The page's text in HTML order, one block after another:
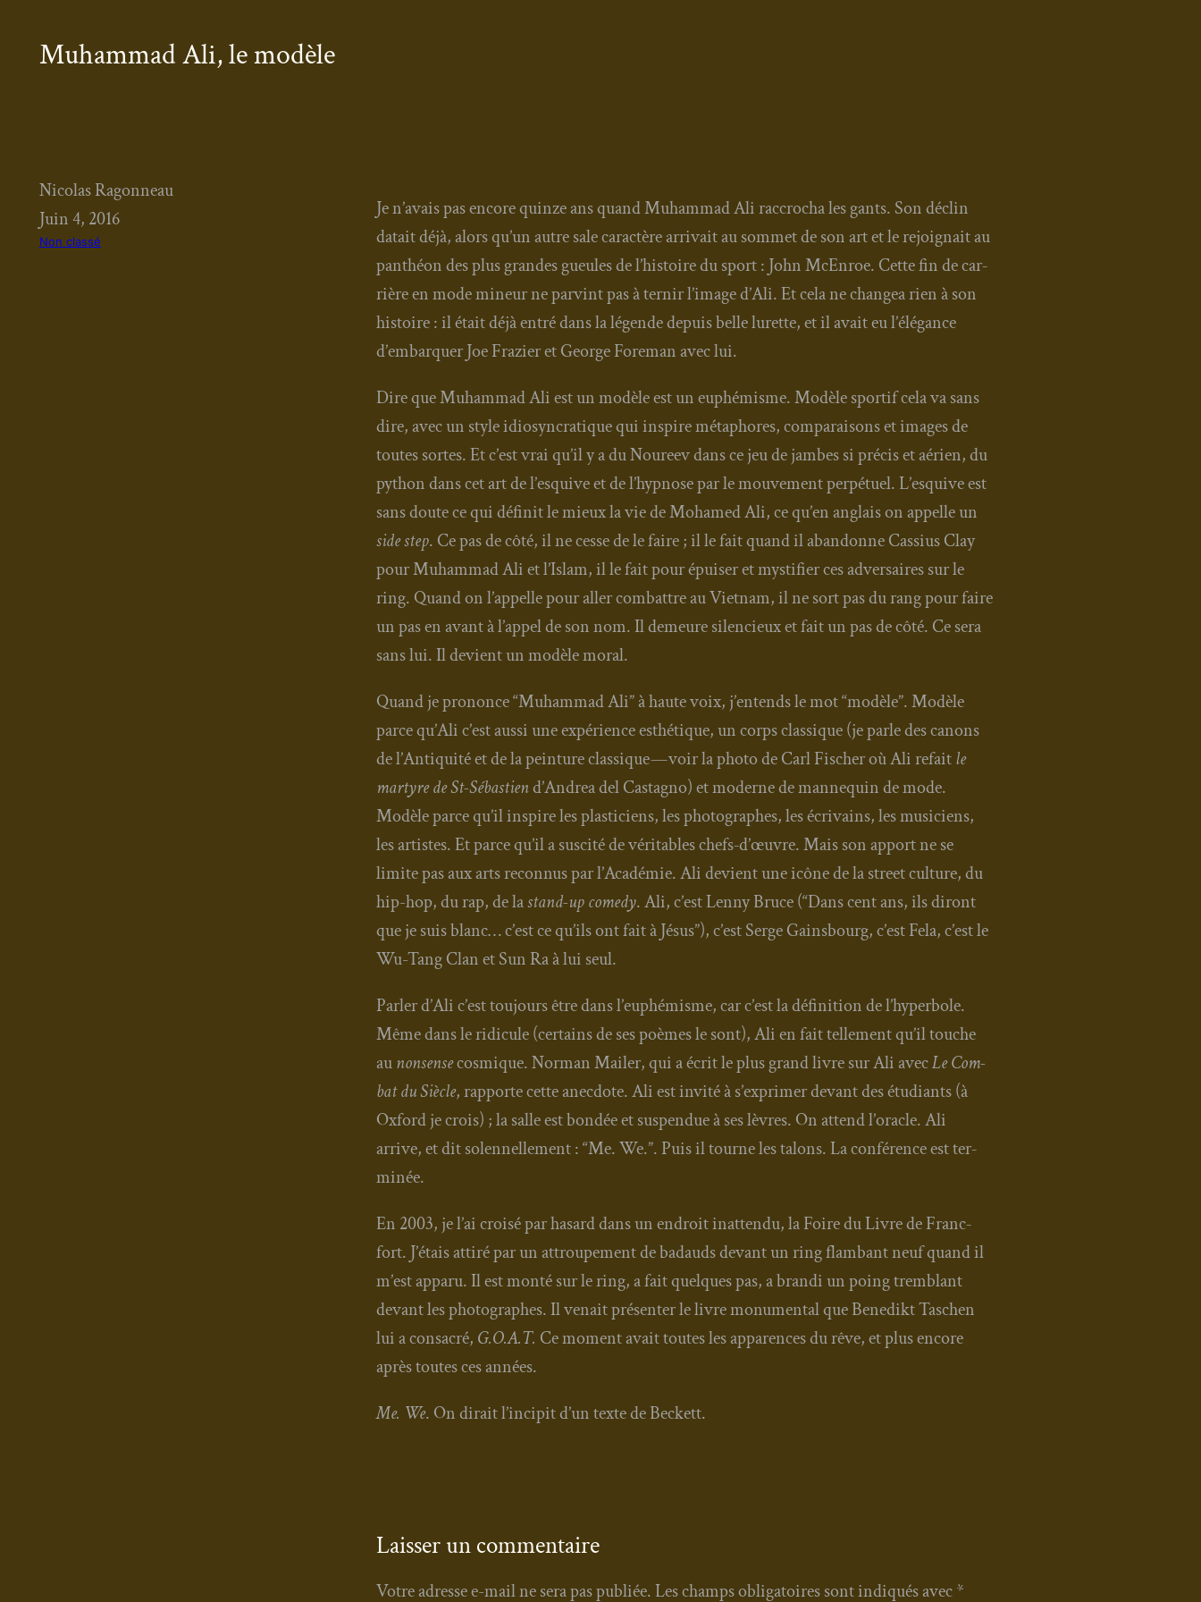
Muhammad Ali, le modèle
Nicolas Ragonneau
Juin 4, 2016
Non classé
Je n’avais pas encore quinze ans quand Muham­mad Ali rac­cro­cha les gants. Son déclin
datait déjà, alors qu’un autre sale carac­tère arri­vait au som­met de son art et le rejoi­gnait au
pan­théon des plus grandes gueules de l’his­toire du sport : John McEn­roe. Cette fin de car­
rière en mode mineur ne par­vint pas à ter­nir l’image d’Ali. Et cela ne chan­gea rien à son
his­toire : il était déjà entré dans la légende depuis belle lurette, et il avait eu l’élégance
d’embarquer Joe Fra­zier et George Fore­man avec lui.
Dire que Muham­mad Ali est un modèle est un euphé­misme. Modèle spor­tif cela va sans
dire, avec un style idio­syn­cra­tique qui ins­pire méta­phores, com­pa­rai­sons et images de
toutes sortes. Et c’est vrai qu’il y a du Nou­reev dans ce jeu de jambes si pré­cis et aérien, du
python dans cet art de l’es­quive et de l’hyp­nose par le mou­ve­ment per­pé­tuel. L’esquive est
sans doute ce qui défi­nit le mieux la vie de Moha­med Ali, ce qu’en anglais on appelle un
side step. Ce pas de côté, il ne cesse de le faire ; il le fait quand il aban­donne Cas­sius Clay
pour Muham­mad Ali et l’Islam, il le fait pour épui­ser et mys­ti­fier ces adver­saires sur le
ring. Quand on l’appelle pour aller com­battre au Viet­nam, il ne sort pas du rang pour faire
un pas en avant à l’appel de son nom. Il demeure silen­cieux et fait un pas de côté. Ce sera
sans lui. Il devient un modèle moral.
Quand je pro­nonce “Muham­mad Ali” à haute voix, j’entends le mot “modèle”. Modèle
parce qu’Ali c’est aus­si une expé­rience esthé­tique, un corps clas­sique (je parle des canons
de l’Antiquité et de la pein­ture clas­sique — voir la pho­to de Carl Fischer où Ali refaitle
mar­tyre de St-Sébas­tiend’Andrea del Cas­ta­gno) et moderne de man­ne­quin de mode.
Modèle parce qu’il ins­pire les plas­ti­ciens, les pho­to­graphes, les écri­vains, les musi­ciens,
les artistes. Et parce qu’il a sus­ci­té de véri­tables chefs‑d’œuvre. Mais son apport ne se
limite pas aux arts recon­nus par l’Académie. Ali devient une icône de la street culture, du
hip-hop, du rap, de lastand-up come­dy. Ali, c’est Len­ny Bruce (“Dans cent ans, ils diront
que je suis blanc… c’est ce qu’ils ont fait à Jésus”), c’est Serge Gains­bourg, c’est Fela, c’est le
Wu-Tang Clan et Sun Ra à lui seul.
Par­ler d’Ali c’est tou­jours être dans l’euphémisme, car c’est la défi­ni­tion de l’hyperbole.
Même dans le ridi­cule (cer­tains de ses poèmes le sont), Ali en fait tel­le­ment qu’il touche
aunon­sensecos­mique. Nor­man Mai­ler, qui a écrit le plus grand livre sur Ali avecLe Com­
bat du Siècle, rap­porte cette anec­dote. Ali est invi­té à s’ex­pri­mer devant des étu­diants (à
Oxford je crois) ; la salle est bon­dée et sus­pen­due à ses lèvres. On attend l’oracle. Ali
arrive, et dit solen­nel­le­ment : “Me. We.”. Puis il tourne les talons. La confé­rence est ter­
mi­née.
En 2003, je l’ai croi­sé par hasard dans un endroit inat­ten­du, la Foire du Livre de Franc­
fort. J’étais atti­ré par un attrou­pe­ment de badauds devant un ring flam­bant neuf quand il
m’est appa­ru. Il est mon­té sur le ring, a fait quelques pas, a bran­di un poing trem­blant
devant les pho­to­graphes. Il venait pré­sen­ter le livre monu­men­tal que Bene­dikt Taschen
lui a consa­cré, G.O.A.T. Ce moment avait toutes les appa­rences du rêve, et plus encore
après toutes ces années.
Me. We. On dirait l’incipit d’un texte de Beckett.
Laisser un commentaire
Votre adresse e-mail ne sera pas publiée.Les champs obligatoires sont indiqués avec*